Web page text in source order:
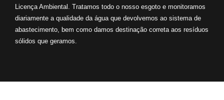
Licença Ambiental. Tratamos todo o nosso esgoto e monitoramos
diariamente a qualidade da água que devolvemos ao sistema de
abastecimento, bem como damos destinação correta aos resíduos
sólidos que geramos.